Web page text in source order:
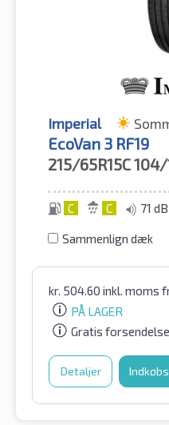
Imperial
EcoVan 3 RF19
215/65R15C104/
C C 71 dB
Sammenlign dæk
kr. 504.60 inkl. moms
PÅ LAGER
Gratis forsendelse
Detaljer